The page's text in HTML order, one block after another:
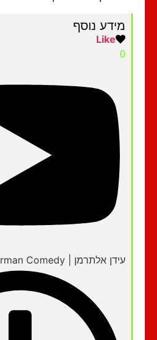
מידע נוסף
עידן אלתרמן | Alterman Comedy